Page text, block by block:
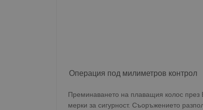
Операция под милиметров контрол
Преминаването на плаващия колос през
мерки за сигурност. Съоръжението